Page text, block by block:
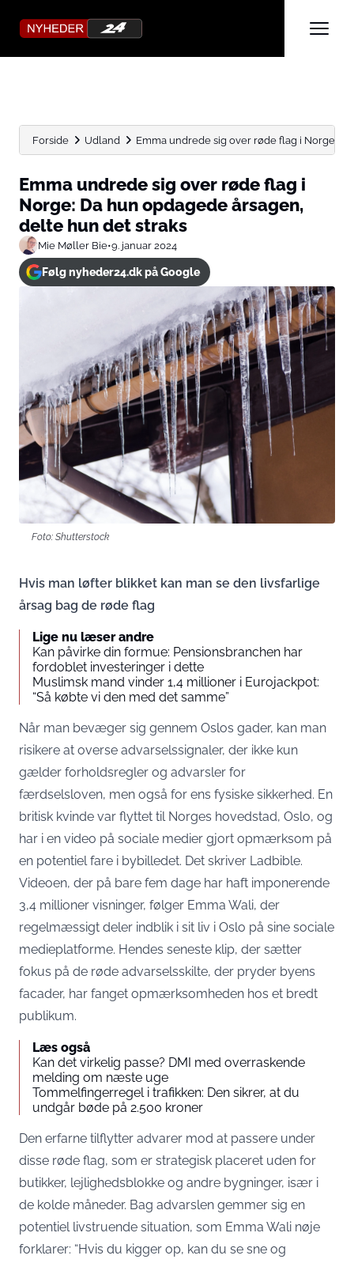
Forside Udland Emma undrede sig over røde flag i Norge: Da
Emma undrede sig over røde flag i
Norge: Da hun opdagede årsagen,
delte hun det straks
Mie Møller Bie•9. januar 2024
Følg nyheder24.dk på Google
Foto: Shutterstock
Hvis man løfter blikket kan man se den livsfarlige
årsag bag de røde flag
Lige nu læser andre
Kan påvirke din formue: Pensionsbranchen har
fordoblet investeringer i dette
Muslimsk mand vinder 1,4 millioner i Eurojackpot:
“Så købte vi den med det samme”
Når man bevæger sig gennem Oslos gader, kan man
risikere at overse advarselssignaler, der ikke kun
gælder forholdsregler og advarsler for
færdselsloven, men også for ens fysiske sikkerhed. En
britisk kvinde var flyttet til Norges hovedstad, Oslo, og
har i en video på sociale medier gjort opmærksom på
en potentiel fare i bybilledet. Det skriver Ladbible.
Videoen, der på bare fem dage har haft imponerende
3,4 millioner visninger, følger Emma Wali, der
regelmæssigt deler indblik i sit liv i Oslo på sine sociale
medieplatforme. Hendes seneste klip, der sætter
fokus på de røde advarselsskilte, der pryder byens
facader, har fanget opmærksomheden hos et bredt
publikum.
Læs også
Kan det virkelig passe? DMI med overraskende
melding om næste uge
Tommelfingerregel i trafikken: Den sikrer, at du
undgår bøde på 2.500 kroner
Den erfarne tilflytter advarer mod at passere under
disse røde flag, som er strategisk placeret uden for
butikker, lejlighedsblokke og andre bygninger, især i
de kolde måneder. Bag advarslen gemmer sig en
potentiel livstruende situation, som Emma Wali nøje
forklarer: “Hvis du kigger op, kan du se sne og